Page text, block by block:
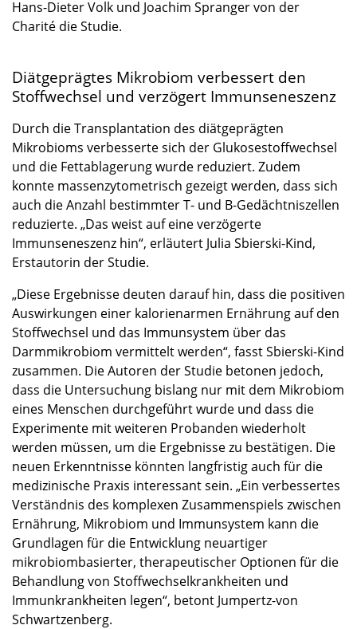
Hans-Dieter Volk und Joachim Spranger von der
Charité die Studie.
Diätgeprägtes Mikrobiom verbessert den
Stoffwechsel und verzögert Immunseneszenz
Durch die Transplantation des diätgeprägten
Mikrobioms verbesserte sich der Glukosestoffwechsel
und die Fettablagerung wurde reduziert. Zudem
konnte massenzytometrisch gezeigt werden, dass sich
auch die Anzahl bestimmter T- und B-Gedächtniszellen
reduzierte. „Das weist auf eine verzögerte
Immunseneszenz hin“, erläutert Julia Sbierski-Kind,
Erstautorin der Studie.
„Diese Ergebnisse deuten darauf hin, dass die positiven
Auswirkungen einer kalorienarmen Ernährung auf den
Stoffwechsel und das Immunsystem über das
Darmmikrobiom vermittelt werden“, fasst Sbierski-Kind
zusammen. Die Autoren der Studie betonen jedoch,
dass die Untersuchung bislang nur mit dem Mikrobiom
eines Menschen durchgeführt wurde und dass die
Experimente mit weiteren Probanden wiederholt
werden müssen, um die Ergebnisse zu bestätigen. Die
neuen Erkenntnisse könnten langfristig auch für die
medizinische Praxis interessant sein. „Ein verbessertes
Verständnis des komplexen Zusammenspiels zwischen
Ernährung, Mikrobiom und Immunsystem kann die
Grundlagen für die Entwicklung neuartiger
mikrobiombasierter, therapeutischer Optionen für die
Behandlung von Stoffwechselkrankheiten und
Immunkrankheiten legen“, betont Jumpertz-von
Schwartzenberg.